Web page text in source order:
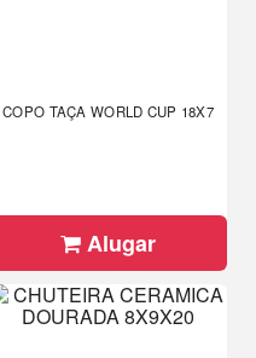
COPO TAÇA WORLD CUP 18X7
Alugar